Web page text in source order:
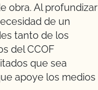
obra. Al profundizar
de un
tanto de los
del CCOF
que sea
apoye los medios